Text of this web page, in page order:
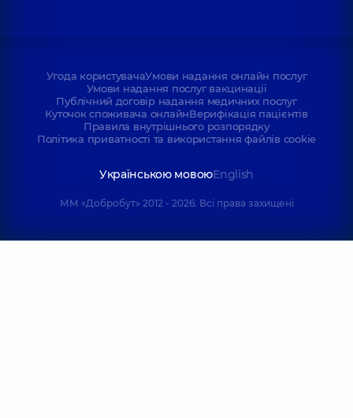
Угода користувачаУмови надання онлайн послуг
Умови надання послуг вакцинації
Публічний договір надання медичних послуг
Куточок споживача онлайнВерифікація пацієнтів
Правила внутрішнього розпорядку
Політика приватності та використання файлів cookie
Українською мовоюEnglish
ММ «Добробут» 2012 - 2026. Всі права захищені